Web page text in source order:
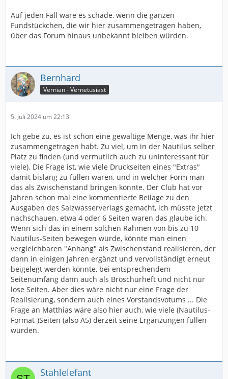
Auf jeden Fall wäre es schade, wenn die ganzen
Fundstückchen, die wir hier zusammengetragen haben,
über das Forum hinaus unbekannt bleiben würden.
Bernhard
Vernian - Vernetusiast
5. Juli 2024 um 22:13
Ich gebe zu, es ist schon eine gewaltige Menge, was ihr hier
zusammengetragen habt. Zu viel, um in der Nautilus selber
Platz zu finden (und vermutlich auch zu uninteressant für
viele). Die Frage ist, wie viele Druckseiten eines "Extras"
damit bislang zu füllen wären, und in welcher Form man
das als Zwischenstand bringen könnte. Der Club hat vor
Jahren schon mal eine kommentierte Beilage zu den
Ausgaben des Salzwasserverlags gemacht, ich müsste jetzt
nachschauen, etwa 4 oder 6 Seiten waren das glaube ich.
Wenn sich das in einem solchen Rahmen von bis zu 10
Nautilus-Seiten bewegen würde, könnte man einen
vergleichbaren "Anhang" als Zwischenstand realisieren, der
dann in einigen Jahren ergänzt und vervollständigt erneut
beigelegt werden könnte, bei entsprechendem
Seitenumfang dann auch als Broschurheft und nicht nur
lose Seiten. Aber dies wäre nicht nur eine Frage der
Realisierung, sondern auch eines Vorstandsvotums ... Die
Frage an Matthias wäre also hier auch, wie viele (Nautilus-
Format-)Seiten (also A5) derzeit seine Ergänzungen füllen
würden.
Stahlelefant